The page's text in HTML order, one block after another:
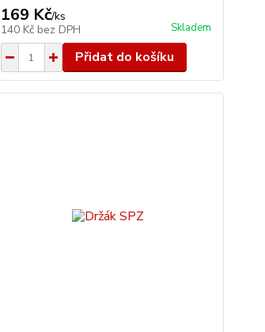
169 Kč/ks
140 Kč bez DPH Skladem
Přidat do košíku